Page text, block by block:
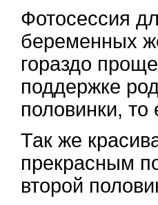
Фотосессия
беременных
гораздо
поддержке
половинки, то
Так же
прекрасным
второй